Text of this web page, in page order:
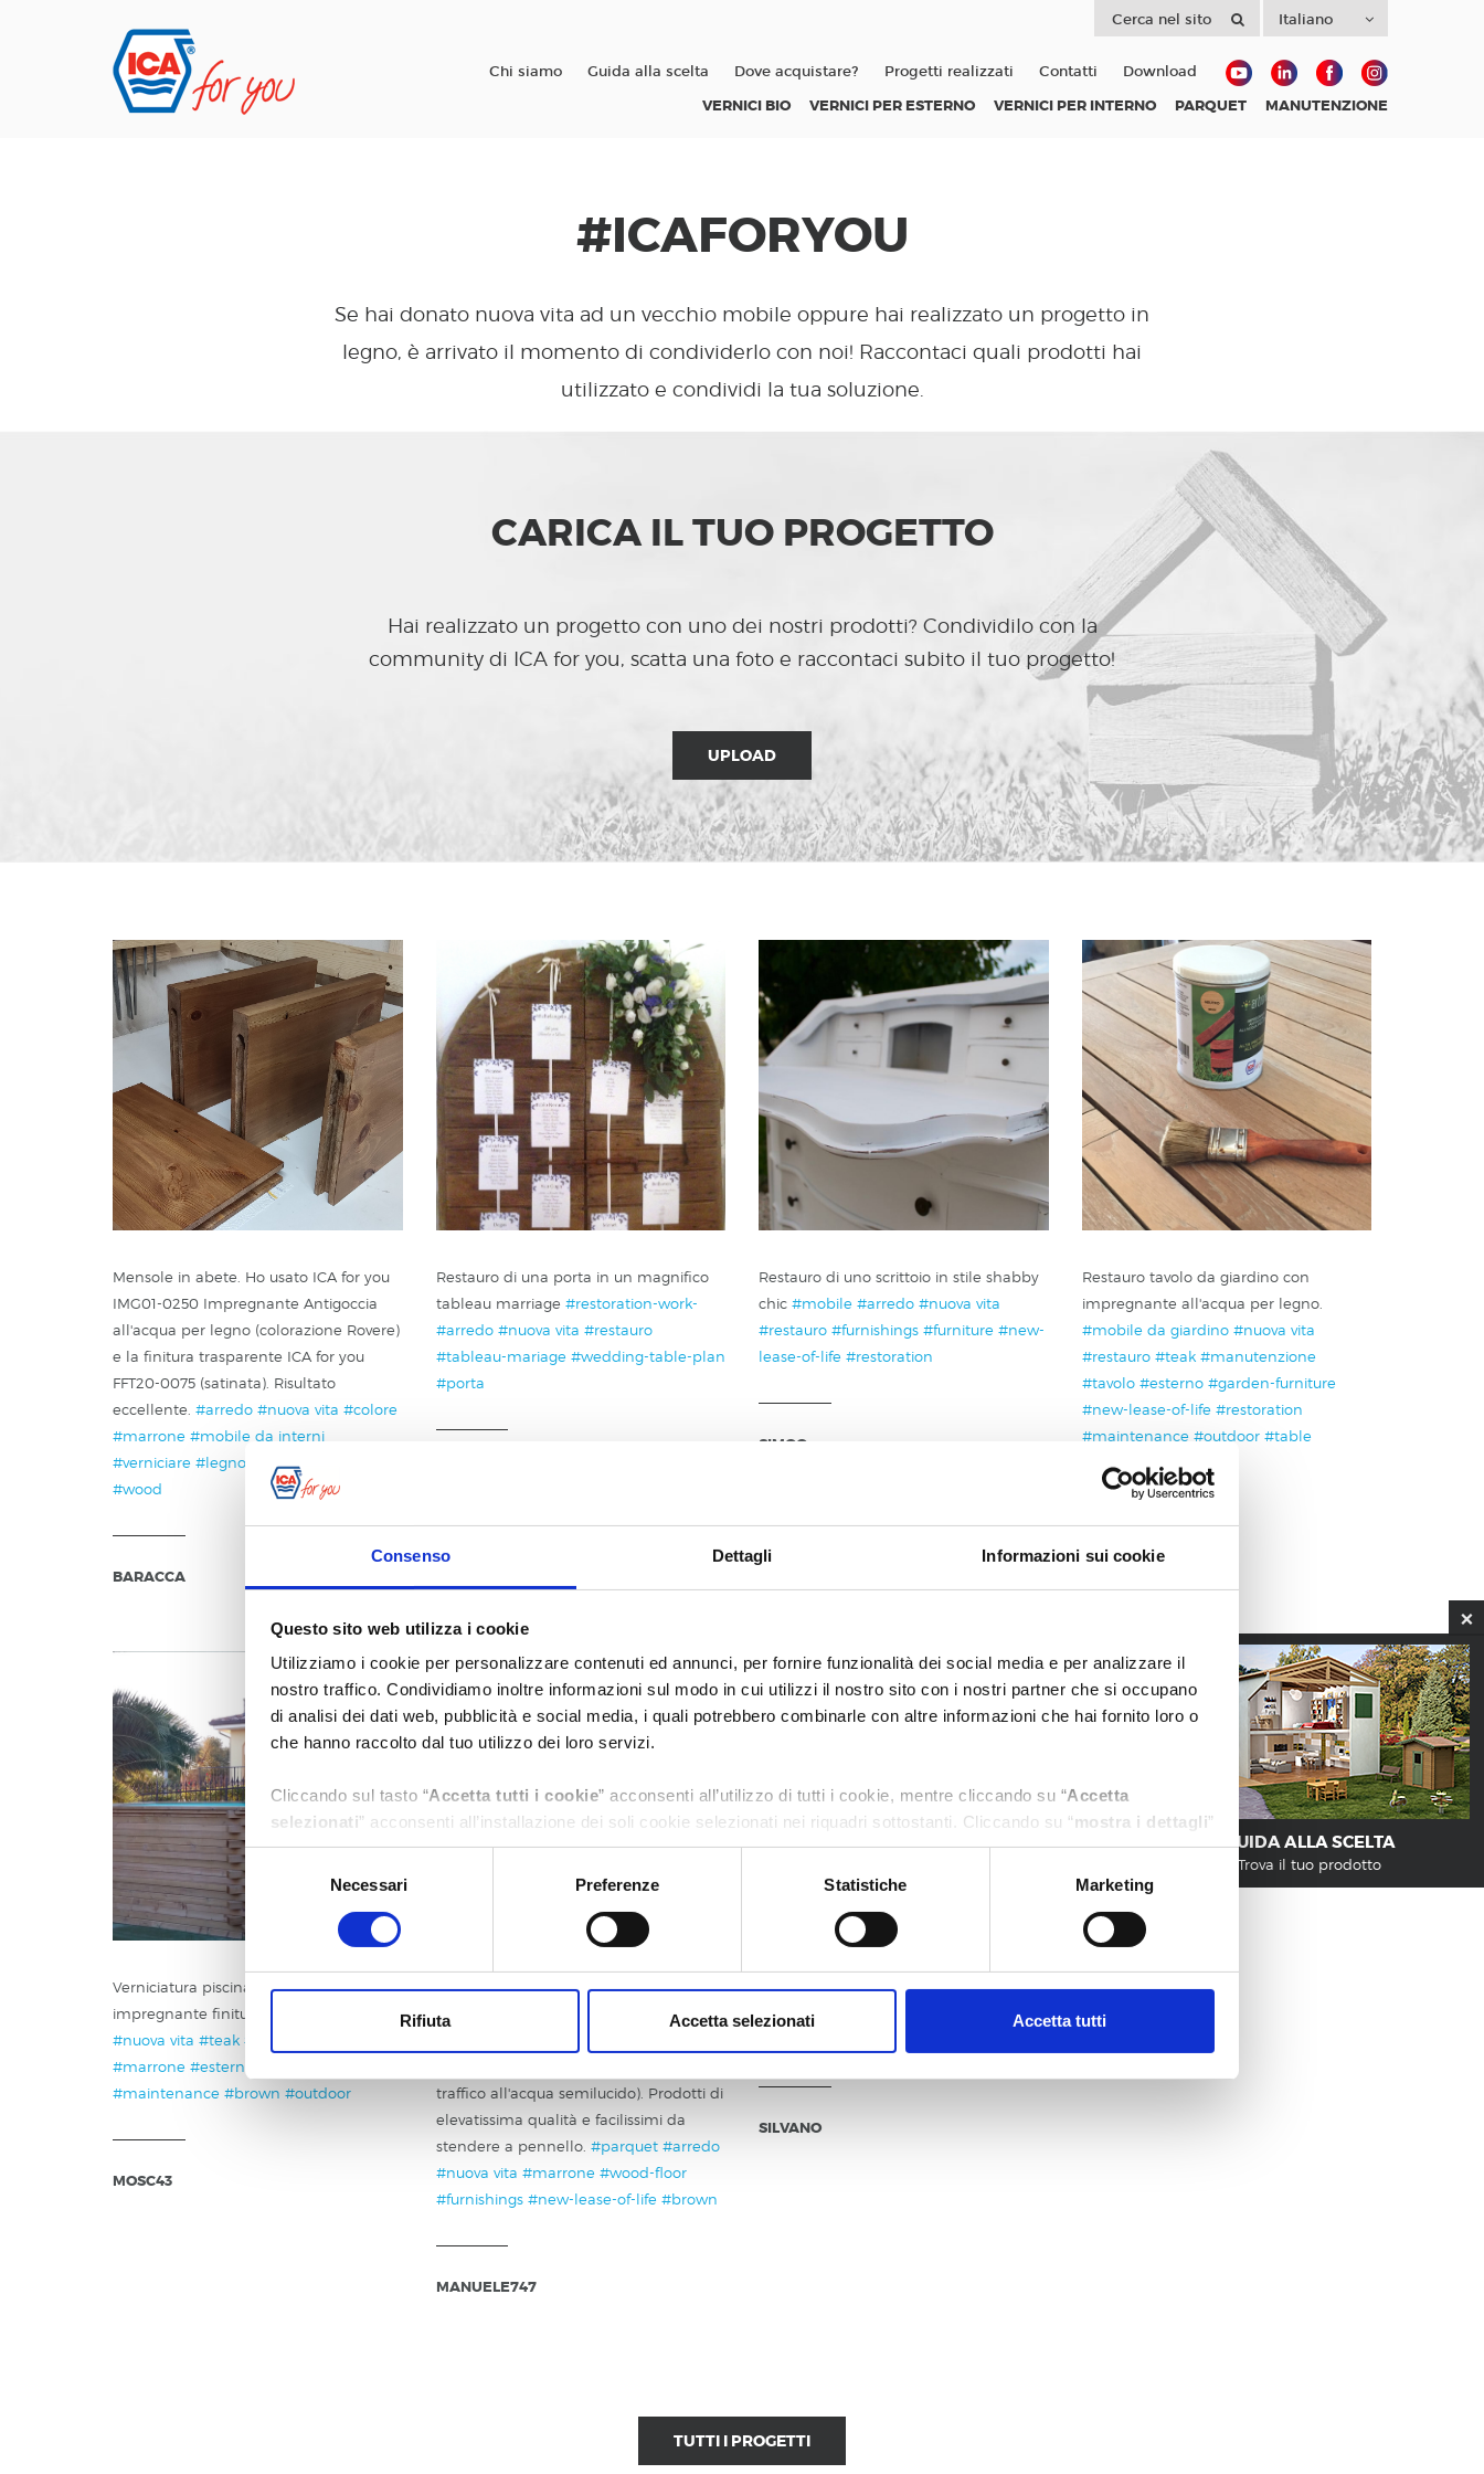
Consenso Dettagli Informazioni sui cookie
Questo sito web utilizza i cookie
Utilizziamo i cookie per personalizzare contenuti ed annunci, per fornire funzionalità dei social media e per analizzare il
nostro traffico. Condividiamo inoltre informazioni sul modo in cui utilizzi il nostro sito con i nostri partner che si occupano
di analisi dei dati web, pubblicità e social media, i quali potrebbero combinarle con altre informazioni che hai fornito loro o
che hanno raccolto dal tuo utilizzo dei loro servizi.
Cliccando sul tasto “Accetta tutti i cookie” acconsenti all’utilizzo di tutti i cookie, mentre cliccando su “Accetta
selezionati” acconsenti all’installazione dei soli cookie selezionati nei riquadri sottostanti. Cliccando su “mostra i dettagli”
puoi vedere nel dettaglio le finalità dei singoli cookie e le terze parti che installano i cookie tramite il presente sito. Puoi
gestire in maniera del tutto autonoma i cookie tramite la sezione "Cookie Policy - Impostazioni Cookie", accettando o
Selezione
del
consenso
Necessari Preferenze Statistiche Marketing
Rifiuta Accetta selezionati Accetta tutti
VERNICI BIO VERNICI PER ESTERNO VERNICI PER INTERNO PARQUET MANUTENZIONE
Chi siamo Guida alla scelta Dove acquistare? Progetti realizzati Contatti Download
#ICAFORYOU
Se hai donato nuova vita ad un vecchio mobile oppure hai realizzato un progetto in
legno, è arrivato il momento di condividerlo con noi! Raccontaci quali prodotti hai
utilizzato e condividi la tua soluzione.
CARICA IL TUO PROGETTO
Hai realizzato un progetto con uno dei nostri prodotti? Condividilo con la
community di ICA for you, scatta una foto e raccontaci subito il tuo progetto!
UPLOAD
Mensole in abete. Ho usato ICA for you
IMG01-0250 Impregnante Antigoccia
all'acqua per legno (colorazione Rovere)
e la finitura trasparente ICA for you
FFT20-0075 (satinata). Risultato
eccellente. #arredo #nuova vita #colore
#marrone #mobile da interni
#verniciare #legno #interior
#wood
BARACCA
Restauro di una porta in un magnifico
tableau marriage #restoration-work-
#arredo #nuova vita #restauro
#tableau-mariage #wedding-table-plan
#porta
Restauro di uno scrittoio in stile shabby
chic #mobile #arredo #nuova vita
#restauro #furnishings #furniture #new-
lease-of-life #restoration
SIMOO
Restauro tavolo da giardino con
impregnante all'acqua per legno.
#mobile da giardino #nuova vita
#restauro #teak #manutenzione
#tavolo #esterno #garden-furniture
#new-lease-of-life #restoration
#maintenance #outdoor #table
RINK9
Verniciatura piscina in legno, con
impregnante finitura ceroso all'acqua.
#nuova vita #teak #manutenzione
#marrone #esterno
#maintenance #brown #outdoor
MOSC43
Parquet in larice colorato con Arborea
(impregnante anti goccia all'acqua noce
traffico all'acqua semilucido). Prodotti di
elevatissima qualità e facilissimi da
stendere a pennello. #parquet #arredo
#nuova vita #marrone #wood-floor
#furnishings #new-lease-of-life #brown
MANUELE747
Persiana nuova.#finestre #nuova vita
#restauro
#new-lease-of-life
SILVANO
TUTTI I PROGETTI
GUIDA ALLA SCELTA
Trova il tuo prodotto